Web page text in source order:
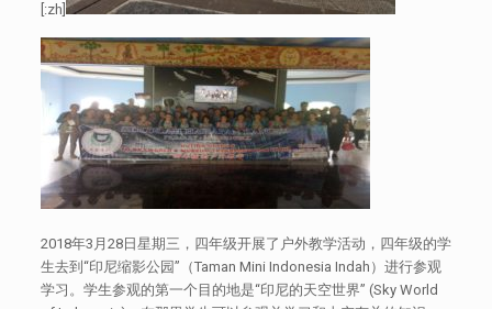
[:zh]
2018年3月28日星期三，四年级开展了户外教学活动，四年级的学
生去到“印尼缩影公园”（Taman Mini Indonesia Indah）进行参观
学习。学生参观的第一个目的地是“印尼的天空世界” (Sky World